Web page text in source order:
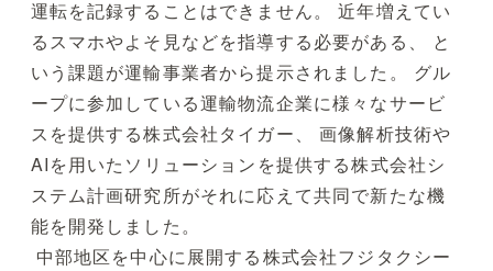
運転を記録することはできません。 近年増えてい
るスマホやよそ見などを指導する必要がある、 と
いう課題が運輸事業者から提示されました。 グル
ープに参加している運輸物流企業に様々なサービ
スを提供する株式会社タイガー、 画像解析技術や
AIを用いたソリューションを提供する株式会社シ
ステム計画研究所がそれに応えて共同で新たな機
能を開発しました。
中部地区を中心に展開する株式会社フジタクシー